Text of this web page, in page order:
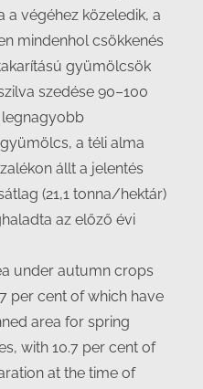
a végéhez közeledik, a
mindenhol csökkenés
gyümölcsök
szedése 90–100
legnagyobb
a téli alma
állt a jelentés
(21,1 tonna/hektár)
az előző évi
under autumn crops
per cent of which have
area for spring
with 10.7 per cent of
at the time of